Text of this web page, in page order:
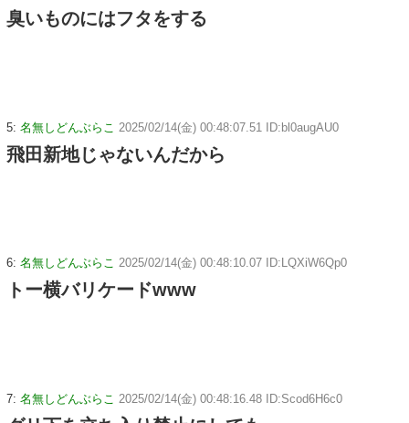
臭いものにはフタをする
5: 名無しどんぶらこ 2025/02/14(金) 00:48:07.51 ID:bl0augAU0
飛田新地じゃないんだから
6: 名無しどんぶらこ 2025/02/14(金) 00:48:10.07 ID:LQXiW6Qp0
トー横バリケードwww
7: 名無しどんぶらこ 2025/02/14(金) 00:48:16.48 ID:Scod6H6c0